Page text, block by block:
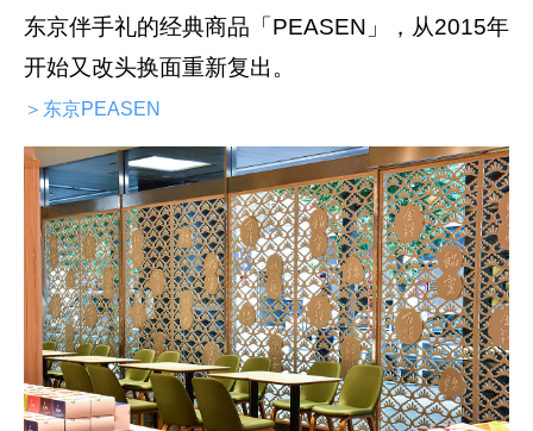
东京伴手礼的经典商品「PEASEN」，从2015年
开始又改头换面重新复出。
＞东京PEASEN